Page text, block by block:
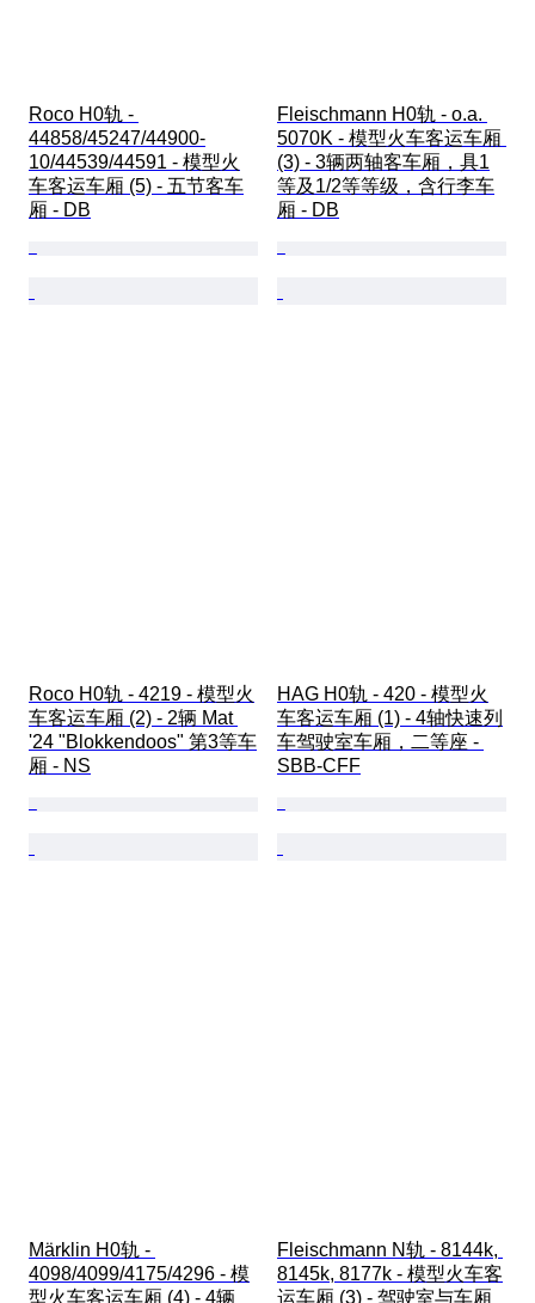
Roco H0轨 -
44858/45247/44900-
10/44539/44591 - 模型火
车客运车厢 (5) - 五节客车
厢 - DB
Fleischmann H0轨 - o.a.
5070K - 模型火车客运车厢
(3) - 3辆两轴客车厢，具1
等及1/2等等级，含行李车
厢 - DB
Roco H0轨 - 4219 - 模型火
车客运车厢 (2) - 2辆 Mat
'24 "Blokkendoos" 第3等车
厢 - NS
HAG H0轨 - 420 - 模型火
车客运车厢 (1) - 4轴快速列
车驾驶室车厢，二等座 -
SBB-CFF
Märklin H0轨 -
4098/4099/4175/4296 - 模
型火车客运车厢 (4) - 4辆
Fleischmann N轨 - 8144k,
8145k, 8177k - 模型火车客
运车厢 (3) - 驾驶室与车厢